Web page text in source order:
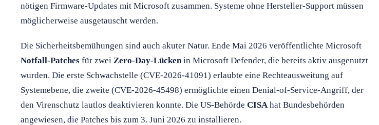
nötigen Firmware-Updates mit Microsoft zusammen. Systeme ohne Hersteller-Support müssen
möglicherweise ausgetauscht werden.
Die Sicherheitsbemühungen sind auch akuter Natur. Ende Mai 2026 veröffentlichte Microsoft
Notfall-Patches für zwei Zero-Day-Lücken in Microsoft Defender, die bereits aktiv ausgenutzt
wurden. Die erste Schwachstelle (CVE-2026-41091) erlaubte eine Rechteausweitung auf
Systemebene, die zweite (CVE-2026-45498) ermöglichte einen Denial-of-Service-Angriff, der
den Virenschutz lautlos deaktivieren konnte. Die US-Behörde CISA hat Bundesbehörden
angewiesen, die Patches bis zum 3. Juni 2026 zu installieren.